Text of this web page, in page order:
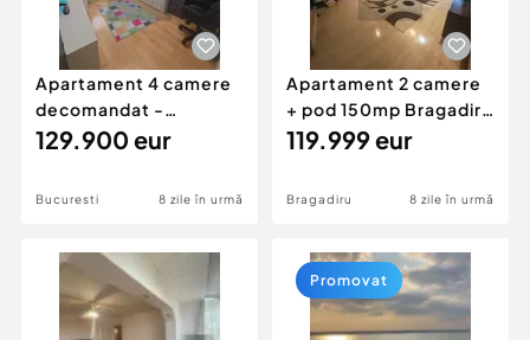
Inchiriere Bunuri si Vehicule
Apartament 4 camere
decomandat -
centrala- Titan / Aleea
129.900 eur
Bucuresti 8 zile în urmă
Apartament 2 camere
+ pod 150mp Bragadiru
Cartierul Verde
119.999 eur
Bragadiru 8 zile în urmă
Promovat